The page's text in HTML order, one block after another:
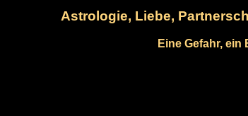
Astrologie, Liebe,
Eine Gefahr, ein